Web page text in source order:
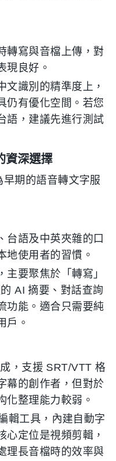
轉寫與音檔上傳，對
現良好。
文識別的精準度上，
仍有優化空間。若您
語，建議先進行測試
資深選擇
期的語音轉文字服
台語及中英夾雜的口
地使用者的習慣。
主要聚焦於「轉寫」
AI 摘要、對話查詢
功能。適合只需要純
戶。
，支援 SRT/VTT 格
幕的創作者，但對於
化整理能力較弱。
輯工具，內建自動字
心定位是視頻剪輯，
理長音檔時的效率與